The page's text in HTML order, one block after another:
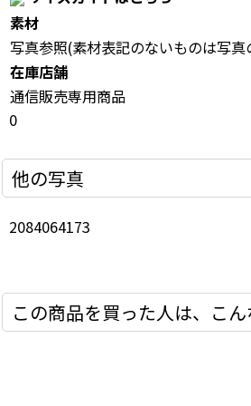
素材
写真参照(素材表記のないものは写
在庫店舗
通信販売専用商品
0
他の写真
2084064173
この商品を買った人は、こ